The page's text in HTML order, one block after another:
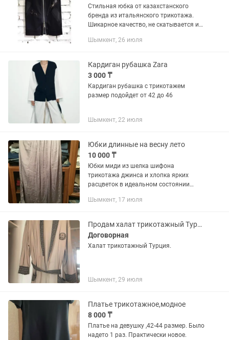
Стильная юбка от казахстанского
бренда из итальянского трикотажа.
Шикарное качество, не скатывается и
эффектный вид. Покупала за 75 000 тг,
Шымкент, 26 июля
Кардиган рубашка Zara
3 000 ₸
Кардиган рубашка с трикотажем
размер подойдет от 42 до 46
Шымкент, 22 июля
Юбки длинные на весну лето
10 000 ₸
Юбки миди из шелка шифона
трикотажа джинса и хлопка ярких
расцветок в идеальном состоянии
Шымкент, 17 июля
Продам халат трикотажный Турция 54-56 размер
Договорная
Халат трикотажный Турция.
Шымкент, 29 июля
Платье трикотажное,модное
8 000 ₸
Платье на девушку ,42-44 размер. Было
надето 1 раз. Практически новое.